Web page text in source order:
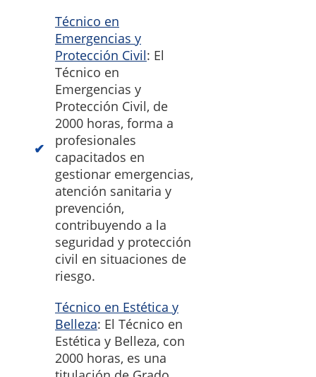
Técnico en
Emergencias y
Protección Civil: El
Técnico en
Emergencias y
Protección Civil, de
2000 horas, forma a
profesionales
capacitados en
gestionar emergencias,
atención sanitaria y
prevención,
contribuyendo a la
seguridad y protección
civil en situaciones de
riesgo.
Técnico en Estética y
Belleza: El Técnico en
Estética y Belleza, con
2000 horas, es una